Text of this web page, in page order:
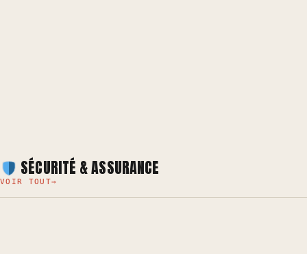
SÉCURITÉ & ASSURANCE
VOIR TOUT→